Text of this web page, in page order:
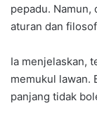
pepadu.
aturan dan
Ia menjelaskan,
memukul lawan.
panjang tidak